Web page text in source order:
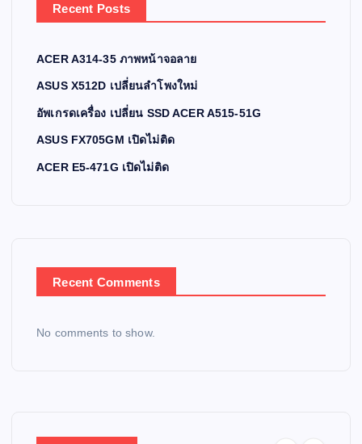
Recent Posts
ACER A314-35 ภาพหน้าจอลาย
ASUS X512D เปลี่ยนลำโพงใหม่
อัพเกรดเครื่อง เปลี่ยน SSD ACER A515-51G
ASUS FX705GM เปิดไม่ติด
ACER E5-471G เปิดไม่ติด
Recent Comments
No comments to show.